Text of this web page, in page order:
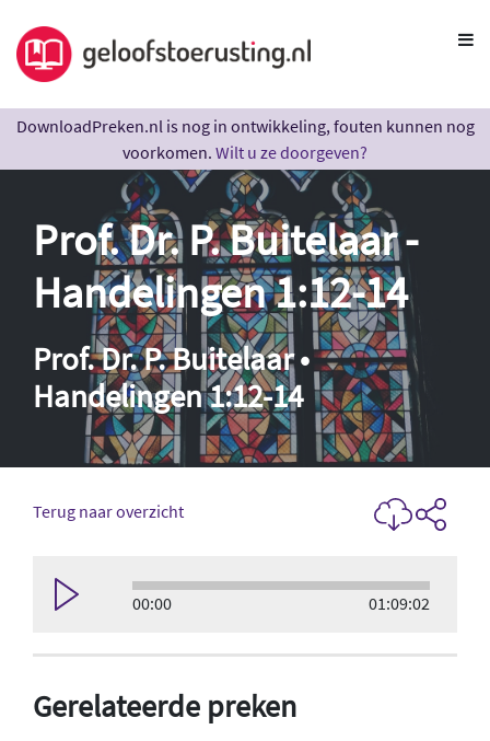
DownloadPreken.nl is nog in ontwikkeling, fouten kunnen nog
voorkomen. Wilt u ze doorgeven?
Prof. Dr. P. Buitelaar -
Handelingen 1:12-14
Prof. Dr. P. Buitelaar •
Handelingen 1:12-14
Terug naar overzicht
00:00 01:09:02
Gerelateerde preken